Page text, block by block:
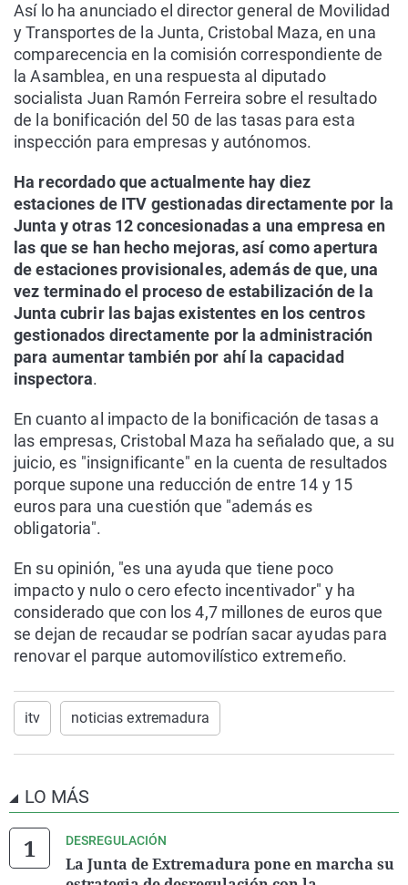
Así lo ha anunciado el director general de Movilidad
y Transportes de la Junta, Cristobal Maza, en una
comparecencia en la comisión correspondiente de
la Asamblea, en una respuesta al diputado
socialista Juan Ramón Ferreira sobre el resultado
de la bonificación del 50 de las tasas para esta
inspección para empresas y autónomos.
Ha recordado que actualmente hay diez
estaciones de ITV gestionadas directamente por la
Junta y otras 12 concesionadas a una empresa en
las que se han hecho mejoras, así como apertura
de estaciones provisionales, además de que, una
vez terminado el proceso de estabilización de la
Junta cubrir las bajas existentes en los centros
gestionados directamente por la administración
para aumentar también por ahí la capacidad
inspectora.
En cuanto al impacto de la bonificación de tasas a
las empresas, Cristobal Maza ha señalado que, a su
juicio, es "insignificante" en la cuenta de resultados
porque supone una reducción de entre 14 y 15
euros para una cuestión que "además es
obligatoria".
En su opinión, "es una ayuda que tiene poco
impacto y nulo o cero efecto incentivador" y ha
considerado que con los 4,7 millones de euros que
se dejan de recaudar se podrían sacar ayudas para
renovar el parque automovilístico extremeño.
itv noticias extremadura
LO MÁS
DESREGULACIÓN
La Junta de Extremadura pone en marcha su